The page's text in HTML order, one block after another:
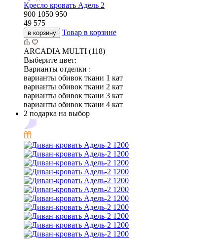
Кресло кровать Адель 2
900 1050 950
49 575
в корзину Товар в корзине
ARCADIA MULTI (118)
Выберите цвет:
Варианты отделки :
варианты обивок ткани 1 кат
варианты обивок ткани 2 кат
варианты обивок ткани 3 кат
варианты обивок ткани 4 кат
2 подарка на выбор